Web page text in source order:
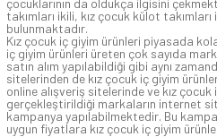
çocuklarının da oldukça ilgisini
takımları ikili, kız çocuk külot
bulunmaktadır.
Kız çocuk iç giyim ürünleri piyasada
iç giyim ürünleri üreten çok sayıda
satın alım yapılabildiği gibi aynı
sitelerinden de kız çocuk iç giyim
online alışveriş sitelerinde ve kız çocuk
gerçekleştirildiği markaların internet
kampanya yapılabilmektedir. Bu
uygun fiyatlara kız çocuk iç giyim